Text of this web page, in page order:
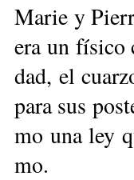
Ma­rie y
era un fí­si­co
dad, el
pa­ra sus
mo una ley
mo.